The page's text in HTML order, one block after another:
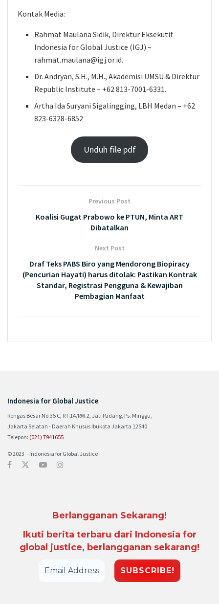
Kontak Media:
Rahmat Maulana Sidik, Direktur Eksekutif
Indonesia for Global Justice (IGJ) –
rahmat.maulana@igj.or.id.
Dr. Andryan, S.H., M.H., Akademisi UMSU & Direktur
Republic Institute – +62 813-7001-6331.
Artha Ida Suryani Sigalingging, LBH Medan – +62
823-6328-6852
Unduh file pdf
Previous Post
Koalisi Gugat Prabowo ke PTUN, Minta ART
Dibatalkan
Next Post
Draf Teks PABS Biro yang Mendorong Biopiracy
(Pencurian Hayati) harus ditolak: Pastikan Kontrak
Standar, Registrasi Pengguna & Kewajiban
Pembagian Manfaat
Indonesia for Global Justice
Rengas Besar No.35 C, RT.14/RW.2, Jati Padang, Ps. Minggu,
Jakarta Selatan - Daerah Khusus Ibukota Jakarta 12540
Telepon: (021) 7941655
© 2023 - Indonesia for Global Justice
Berlangganan Sekarang!
Ikuti berita terbaru dari Indonesia for
global justice, berlangganan sekarang!